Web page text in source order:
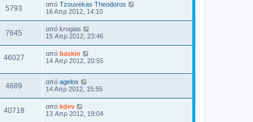
5793 από Tzouvekas Theodoros
16 Απρ 2012, 14:10
7645 από krogias
15 Απρ 2012, 23:46
46027 από baskin
14 Απρ 2012, 20:55
4689 από agelos
14 Απρ 2012, 15:55
40718 από kdev
13 Απρ 2012, 19:04